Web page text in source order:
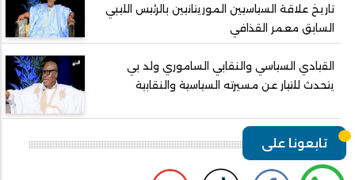
تاريخ علاقة السياسيين الموريتانيين بالرئيس الليبي
السابق معمر القذافي
القيادي السياسي والنقابي الساموري ولد بي
يتحدث للتيار عن مسيرته السياسية والنقابية
تابعونا على